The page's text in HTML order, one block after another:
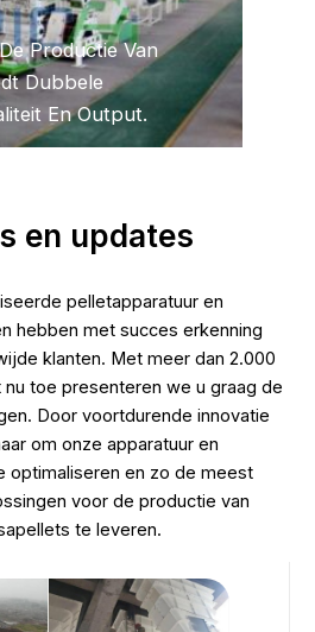
Productie Van
Dubbele
En Output.
Grati
s
en updates
pelletapparatuur en
hebben met succes erkenning
klanten. Met meer dan 2.000
toe presenteren we u graag de
Door voortdurende innovatie
om onze apparatuur en
optimaliseren en zo de meest
voor de productie van
te leveren.